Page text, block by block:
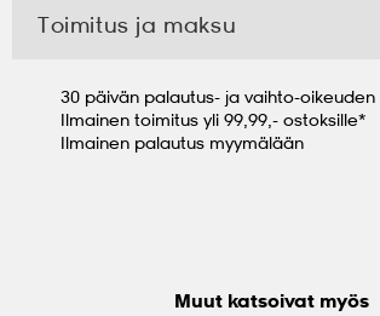
Toimitus ja maksu
30 päivän palautus- ja vaihto-oikeuden
Ilmainen toimitus yli 99,99,- ostoksille*
Ilmainen palautus myymälään
Muut katsoivat myös